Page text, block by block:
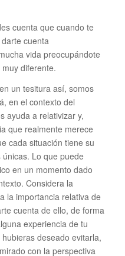
cuenta que cuando te
cuenta
vida preocupándote
diferente.
un tesitura así, somos
en el contexto del
ayuda a relativizar y,
que realmente merece
cada situación tiene su
Lo que puede
en un momento dado
Considera la
la importancia relativa de
cuenta de ello, de forma
experiencia de tu
deseado evitarla,
con la perspectiva